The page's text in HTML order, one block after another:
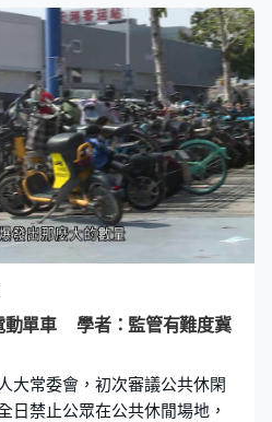
就只有5.45萬元，大約每月
工資近一倍。 內地五一假期將
近來報名的人明顯多了。不少
止報名，而部分免簽證的地
等則尚有餘額。另外根據內地
至上周四出境遊的預訂量按年
都有回落，按年下跌58%。
單車 ㅤ學者：監管有難度冀
大常委會，初次審議公共休閑
日禁止公眾在公共休閒場地，